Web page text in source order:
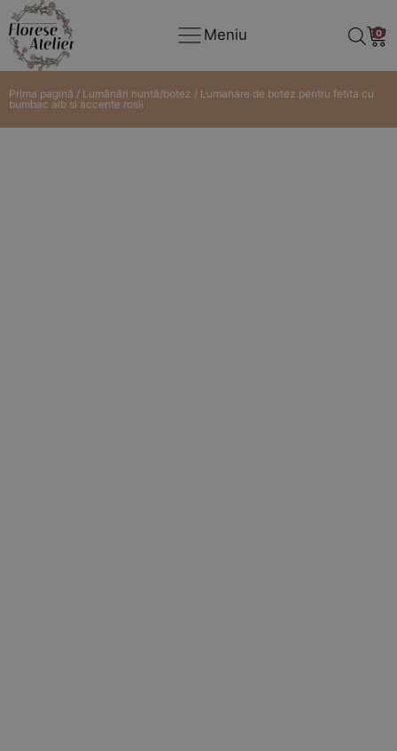
Meniu 0
Prima pagină / Lumânări nuntă/botez / Lumanare de botez pentru fetita cu
bumbac alb si accente rosii